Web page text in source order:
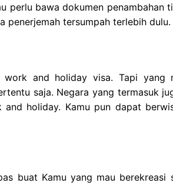
perlu bawa dokumen penambahan
penerjemah tersumpah terlebih dulu.
and holiday visa. Tapi yang
saja. Negara yang termasuk
holiday. Kamu pun dapat
buat Kamu yang mau berekreasi